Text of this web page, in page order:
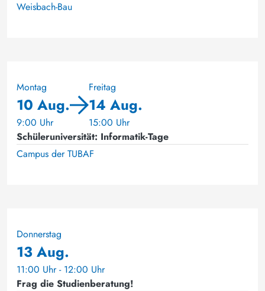
Weisbach-Bau
Montag
10 Aug.
9:00 Uhr
Freitag
14 Aug.
15:00 Uhr
Schüleruniversität: Informatik-Tage
Campus der TUBAF
Donnerstag
13 Aug.
11:00 Uhr - 12:00 Uhr
Frag die Studienberatung!